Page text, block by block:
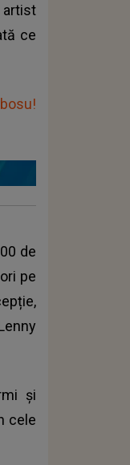
ce
de
pe
și
cele